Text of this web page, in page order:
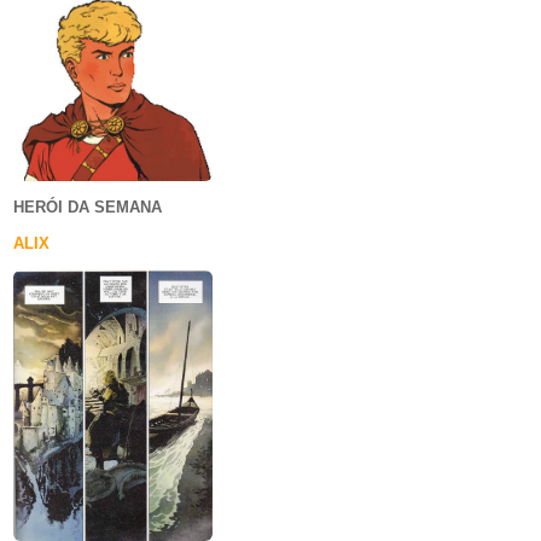
HERÓI DA SEMANA
ALIX